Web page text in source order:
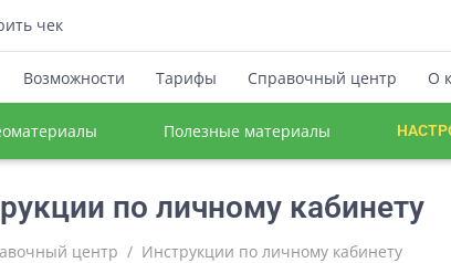
чек
Возможности Тарифы Справочный центр О
Полезные материалы
по личному кабинету
центр Инструкции по личному кабинету